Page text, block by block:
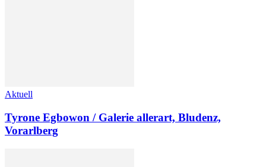
Aktuell
Tyrone Egbowon / Galerie allerart, Bludenz,
Vorarlberg